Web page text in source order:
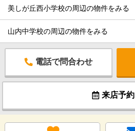
美しが丘西小学校の周辺の物件をみる
山内中学校の周辺の物件をみる
電話で問合わせ
来店予約